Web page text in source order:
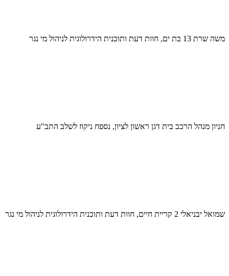
משה שרת 13 בת ים, חוות דעת ותוכנית הידרולוגית לניהול מי נגר
חניון מנהל הרכב בית דגן ראשון לציון, נספח ניקוז לשלב התב"ע
שמואל יבניאלי 2 קריית חיים, חוות דעת ותוכנית הידרולוגית לניהול מי נגר